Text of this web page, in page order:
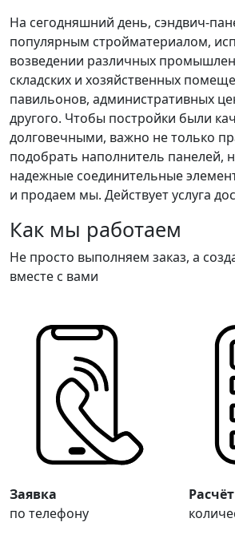
На сегодняшний день, сэндвич-
популярным стройматериалом,
возведении различных
складских и хозяйственных
павильонов, административных
другого. Чтобы постройки были
долговечными, важно не только
подобрать наполнитель панелей,
надежные соединительные
и продаем мы. Действует услуга
Как мы работаем
Не просто выполняем заказ, а
вместе с вами
Заявка
по телефону
Расчёт